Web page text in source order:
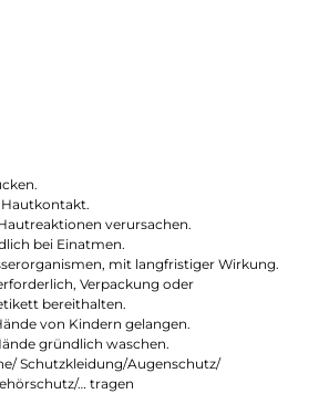
Option ist zurzeit nicht verfügbar.)
Hautkontakt.
verursachen.
bei Einatmen.
mit langfristiger Wirkung.
Verpackung oder
bereithalten.
von Kindern gelangen.
gründlich waschen.
Schutzkleidung/Augenschutz/
… tragen